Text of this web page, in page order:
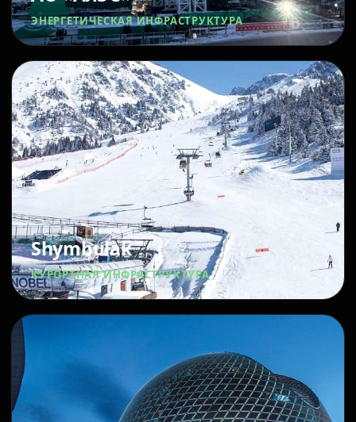
ЭНЕРГЕТИЧЕСКАЯ ИНФРАСТРУКТУРА
Shymbulak
КУРОРТНАЯ ИНФРАСТРУКТУРА